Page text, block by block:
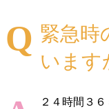
緊急時
います
２４時間３